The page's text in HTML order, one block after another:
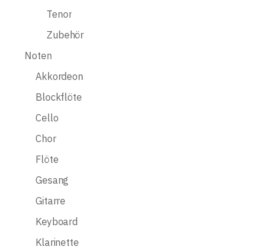
Tenor
Zubehör
Noten
Akkordeon
Blockflöte
Cello
Chor
Flöte
Gesang
Gitarre
Keyboard
Klarinette